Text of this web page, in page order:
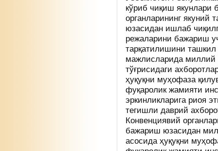
кўриб чиқиш якунлари
органларининг якуний
юзасидан ишлаб
режаларини бажариш
тарқатилишини ташкил
мажлисларида миллий
тўғрисидаги
ҳуқуқни муҳофаза
фуқаролик жамияти
эркинликларига риоя
тегишли даврий
Конвенциявий
бажариш юзасидан
асосида ҳуқуқни